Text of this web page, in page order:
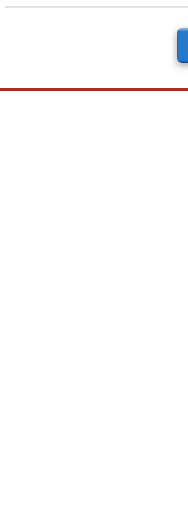
後竟然還要等「超過半年」